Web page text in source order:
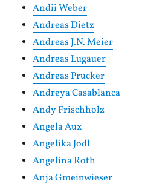
Andii Weber
Andreas Dietz
Andreas J.N. Meier
Andreas Lugauer
Andreas Prucker
Andreya Casablanca
Andy Frischholz
Angela Aux
Angelika Jodl
Angelina Roth
Anja Gmeinwieser